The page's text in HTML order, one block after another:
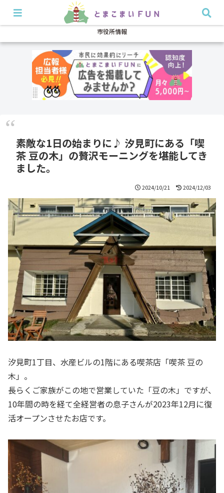
開店・閉店 イベント グルメ 特集 耳より
市役所情報
素敵な1日の始まりに♪ 汐見町にある「喫
茶 豆の木」の贅沢モーニングを堪能してき
ました。
2024/10/21 2024/12/03
汐見町1丁目、水産ビルの1階にある喫茶店「喫茶 豆の
木」。
長らくご家族がこの地で営業していた「豆の木」ですが、
10年間の時を経て全経営者の息子さんが2023年12月に復
活オープンさせたお店です。